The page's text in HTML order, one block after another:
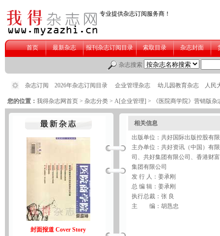
您的位置： 我得杂志网首页 > 杂志分类 > A[企业管理] > 《医院商学院》营销版杂
封面报道 Cover Story
相关信息
出版单位：共好国际出版控股有
主办单位：共好资讯（中国）有
司、共好集团有限公司、香港财
集团有限公司
发 行 人：姜承刚
总 编 辑：姜承刚
执行总裁：张 良
主 编：胡恳忠